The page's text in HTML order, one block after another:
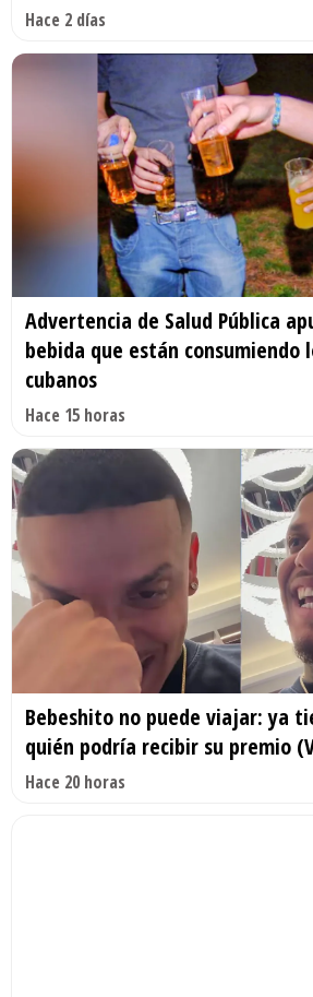
Hace 2 días
Advertencia de Salud Pública
bebida que están consumiendo
cubanos
Hace 15 horas
Bebeshito no puede viajar: ya
quién podría recibir su premio
Hace 20 horas